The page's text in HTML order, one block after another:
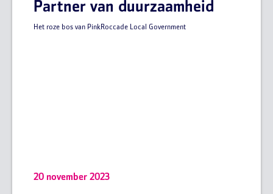
Partner van duurzaamheid
Het roze bos van PinkRoccade Local Government
20 november 2023